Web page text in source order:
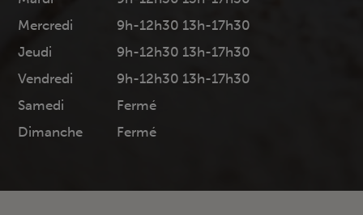
Mercredi
9h-12h30 13h-17h30
Jeudi
9h-12h30 13h-17h30
Vendredi
9h-12h30 13h-17h30
Samedi
Fermé
Dimanche
Fermé